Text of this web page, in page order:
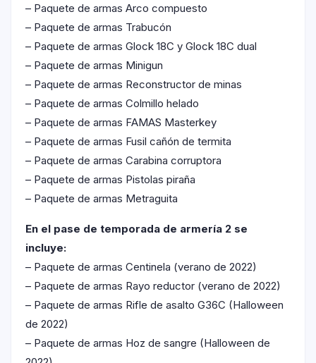
– Paquete de armas Arco compuesto
– Paquete de armas Trabucón
– Paquete de armas Glock 18C y Glock 18C dual
– Paquete de armas Minigun
– Paquete de armas Reconstructor de minas
– Paquete de armas Colmillo helado
– Paquete de armas FAMAS Masterkey
– Paquete de armas Fusil cañón de termita
– Paquete de armas Carabina corruptora
– Paquete de armas Pistolas piraña
– Paquete de armas Metraguita
En el pase de temporada de armería 2 se
incluye:
– Paquete de armas Centinela (verano de 2022)
– Paquete de armas Rayo reductor (verano de 2022)
– Paquete de armas Rifle de asalto G36C (Halloween
de 2022)
– Paquete de armas Hoz de sangre (Halloween de